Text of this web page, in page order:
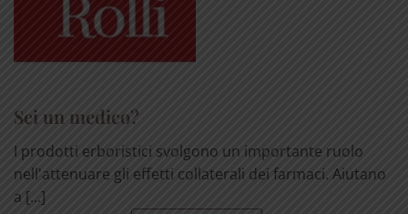
Sei un medico?
I prodotti erboristici svolgono un importante ruolo
nell'attenuare gli effetti collaterali dei farmaci. Aiutano
a [...]